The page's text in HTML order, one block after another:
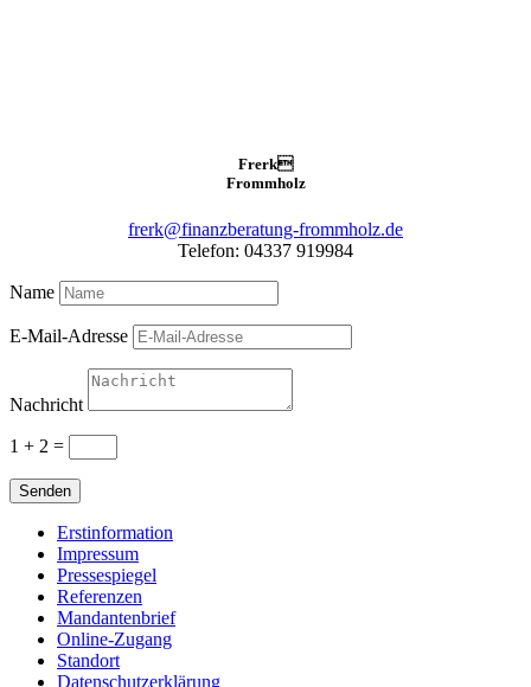
Frerk
Frommholz
frerk@finanzberatung-frommholz.de
Telefon: 04337 919984
Name
E-Mail-Adresse
Nachricht
1 + 2 =
Senden
Erstinformation
Impressum
Pressespiegel
Referenzen
Mandantenbrief
Online-Zugang
Standort
Datenschutzerklärung